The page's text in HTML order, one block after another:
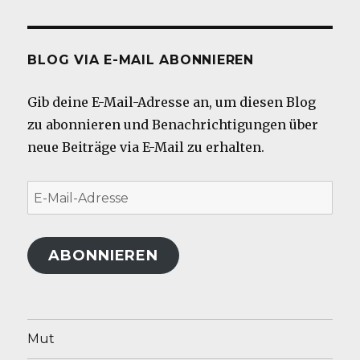
BLOG VIA E-MAIL ABONNIEREN
Gib deine E-Mail-Adresse an, um diesen Blog
zu abonnieren und Benachrichtigungen über
neue Beiträge via E-Mail zu erhalten.
E-
Mail-
Adresse
ABONNIEREN
Mut